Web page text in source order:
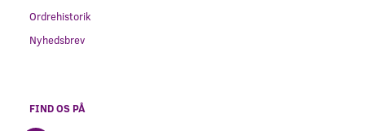
Ordrehistorik
Nyhedsbrev
FIND OS PÅ